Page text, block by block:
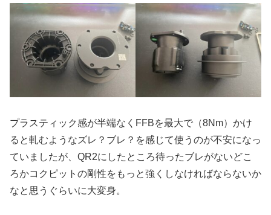
プラスティック感が半端なくFFBを最大で（8Nm）かけ
ると軋むようなズレ？ブレ？を感じて使うのが不安になっ
ていましたが、QR2にしたところ待ったブレがないどこ
ろかコクピットの剛性をもっと強くしなければならないか
なと思うぐらいに大変身。